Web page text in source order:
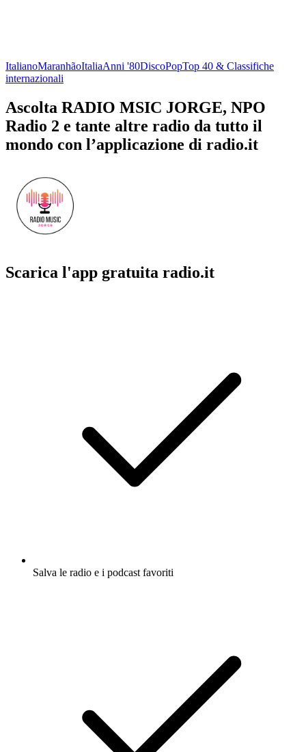
ItalianoMaranhãoItaliaAnni '80DiscoPopTop 40 & Classifiche
internazionali
Ascolta RADIO MSIC JORGE, NPO
Radio 2 e tante altre radio da tutto il
mondo con l’applicazione di radio.it
Scarica l'app gratuita radio.it
Salva le radio e i podcast favoriti